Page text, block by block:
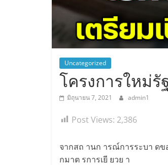
Uncategorized
โครงการใหม่รั
มิถุนายน 7, 2021 admin1
Post Views: 2,386
จากสถ านก ารณ์การระบา ดข
กมาต รการเยี ยวย า